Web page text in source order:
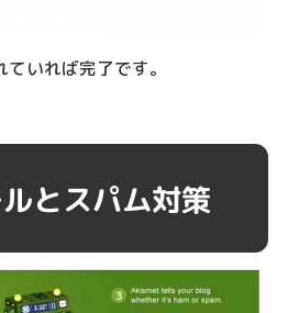
いれば完了です。
とスパム対策